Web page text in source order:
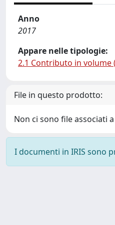
Anno
2017
Appare nelle tipologie:
2.1 Contributo in volume
File in questo prodotto:
Non ci sono file associati
I documenti in IRIS sono